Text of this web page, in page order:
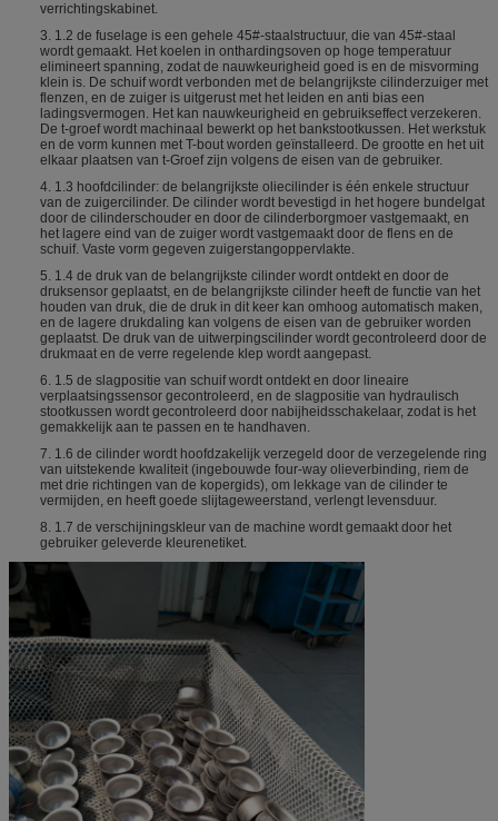
verrichtingskabinet.
3. 1.2 de fuselage is een gehele 45#-staalstructuur, die van 45#-staal
wordt gemaakt. Het koelen in onthardingsoven op hoge temperatuur
elimineert spanning, zodat de nauwkeurigheid goed is en de misvorming
klein is. De schuif wordt verbonden met de belangrijkste cilinderzuiger met
flenzen, en de zuiger is uitgerust met het leiden en anti bias een
ladingsvermogen. Het kan nauwkeurigheid en gebruikseffect verzekeren.
De t-groef wordt machinaal bewerkt op het bankstootkussen. Het werkstuk
en de vorm kunnen met T-bout worden geïnstalleerd. De grootte en het uit
elkaar plaatsen van t-Groef zijn volgens de eisen van de gebruiker.
4. 1.3 hoofdcilinder: de belangrijkste oliecilinder is één enkele structuur
van de zuigercilinder. De cilinder wordt bevestigd in het hogere bundelgat
door de cilinderschouder en door de cilinderborgmoer vastgemaakt, en
het lagere eind van de zuiger wordt vastgemaakt door de flens en de
schuif. Vaste vorm gegeven zuigerstangoppervlakte.
5. 1.4 de druk van de belangrijkste cilinder wordt ontdekt en door de
druksensor geplaatst, en de belangrijkste cilinder heeft de functie van het
houden van druk, die de druk in dit keer kan omhoog automatisch maken,
en de lagere drukdaling kan volgens de eisen van de gebruiker worden
geplaatst. De druk van de uitwerpingscilinder wordt gecontroleerd door de
drukmaat en de verre regelende klep wordt aangepast.
6. 1.5 de slagpositie van schuif wordt ontdekt en door lineaire
verplaatsingssensor gecontroleerd, en de slagpositie van hydraulisch
stootkussen wordt gecontroleerd door nabijheidsschakelaar, zodat is het
gemakkelijk aan te passen en te handhaven.
7. 1.6 de cilinder wordt hoofdzakelijk verzegeld door de verzegelende ring
van uitstekende kwaliteit (ingebouwde four-way olieverbinding, riem de
met drie richtingen van de kopergids), om lekkage van de cilinder te
vermijden, en heeft goede slijtageweerstand, verlengt levensduur.
8. 1.7 de verschijningskleur van de machine wordt gemaakt door het
gebruiker geleverde kleurenetiket.